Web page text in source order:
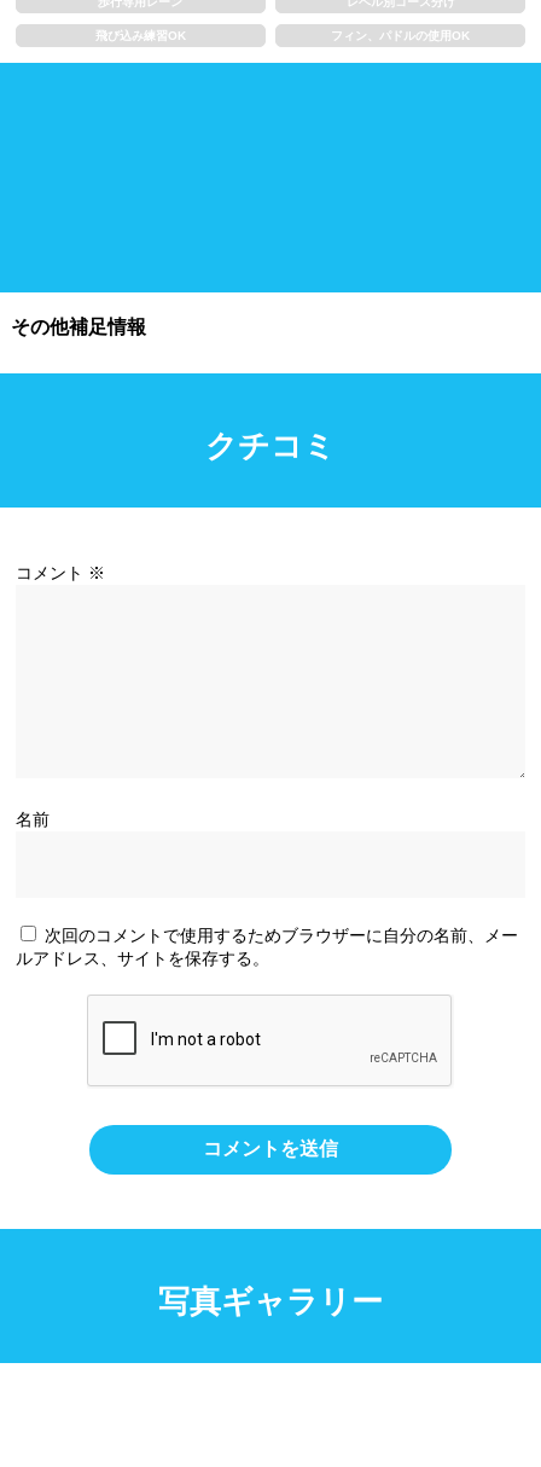
飛び込み練習OK フィン、パドルの使用OK
その他補足情報
クチコミ
コメント ※
名前
次回のコメントで使用するためブラウザーに自分の名前、メー
ルアドレス、サイトを保存する。
写真ギャラリー
プール情報募集中